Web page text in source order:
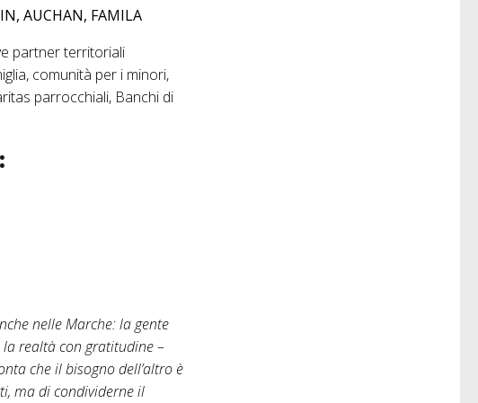
AUCHAN, FAMILA
partner territoriali
comunità per i minori,
parrocchiali, Banchi di
nelle Marche: la gente
realtà con gratitudine –
che il bisogno dell’altro è
ma di condividerne il